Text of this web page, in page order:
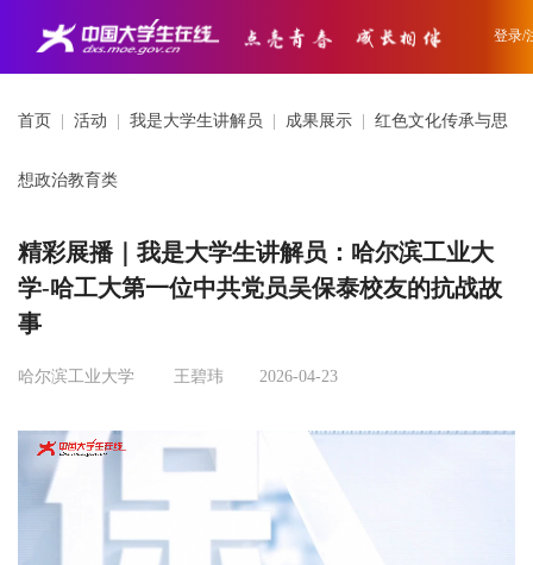
登录/
首页 活动 我是大学生讲解员 成果展示 红色文化传承与思
想政治教育类
精彩展播｜我是大学生讲解员：哈尔滨工业大
学-哈工大第一位中共党员吴保泰校友的抗战故
事
哈尔滨工业大学 王碧玮 2026-04-23